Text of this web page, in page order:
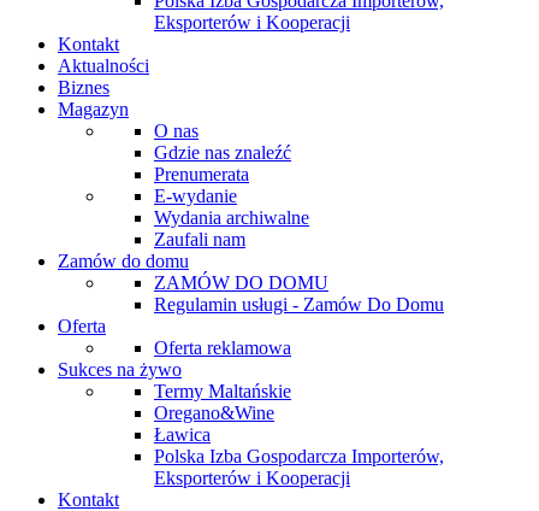
Eksporterów i Kooperacji
Kontakt
Aktualności
Biznes
Magazyn
O nas
Gdzie nas znaleźć
Prenumerata
E-wydanie
Wydania archiwalne
Zaufali nam
Zamów do domu
ZAMÓW DO DOMU
Regulamin usługi - Zamów Do Domu
Oferta
Oferta reklamowa
Sukces na żywo
Termy Maltańskie
Oregano&Wine
Ławica
Polska Izba Gospodarcza Importerów,
Eksporterów i Kooperacji
Kontakt